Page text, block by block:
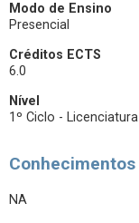
Modo de Ensino
Presencial
Créditos ECTS
6.0
Nível
1º Ciclo - Licenciatura
NA